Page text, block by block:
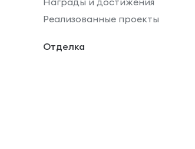
Реализованные проекты
Отделка